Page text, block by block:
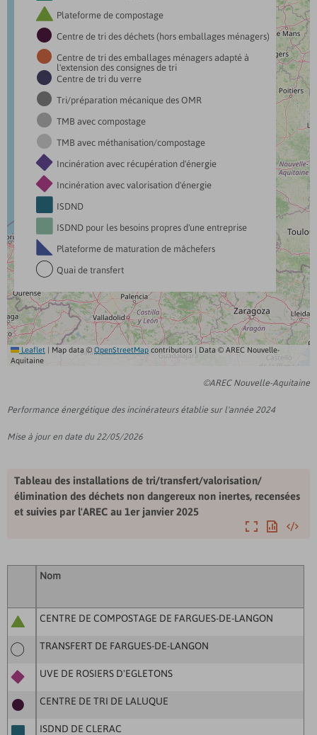
Leaflet | Map data © OpenStreetMap contributors | Data © AREC Nouvelle-
Aquitaine
 Plateforme de compostage
 Centre de tri des déchets (hors emballages ménagers)
 Centre de tri des emballages ménagers adapté à
l'extension des consignes de tri
 Centre de tri du verre
 Tri/préparation mécanique des OMR
 TMB avec compostage
 TMB avec méthanisation/compostage
 Incinération avec récupération d'énergie
 Incinération avec valorisation d'énergie
ISDND
ISDND pour les besoins propres d'une entreprise
 Plateforme de maturation de mâchefers
 Quai de transfert
©AREC Nouvelle-Aquitaine
Performance énergétique des incinérateurs établie sur l'année 2024
Mise à jour en date du 22/05/2026
Tableau des installations de tri/transfert/valorisation/
élimination des déchets non dangereux non inertes, recensées
et suivies par l'AREC au 1er janvier 2025
AgrandirExporter
Nom
CENTRE DE COMPOSTAGE DE FARGUES-DE-LANGON
TRANSFERT DE FARGUES-DE-LANGON
UVE DE ROSIERS D'EGLETONS
CENTRE DE TRI DE LALUQUE
ISDND DE CLERAC